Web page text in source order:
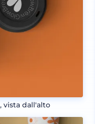
vista dall'alto